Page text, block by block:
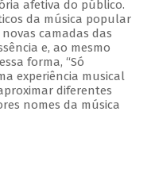
afetiva do público.
da música popular
camadas das
e, ao mesmo
forma, “Só
experiência musical
diferentes
nomes da música